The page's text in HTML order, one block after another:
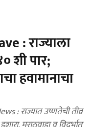
: राज्याला
शी पार;
हवामानाचा
: राज्यात उष्णतेची तीव्र